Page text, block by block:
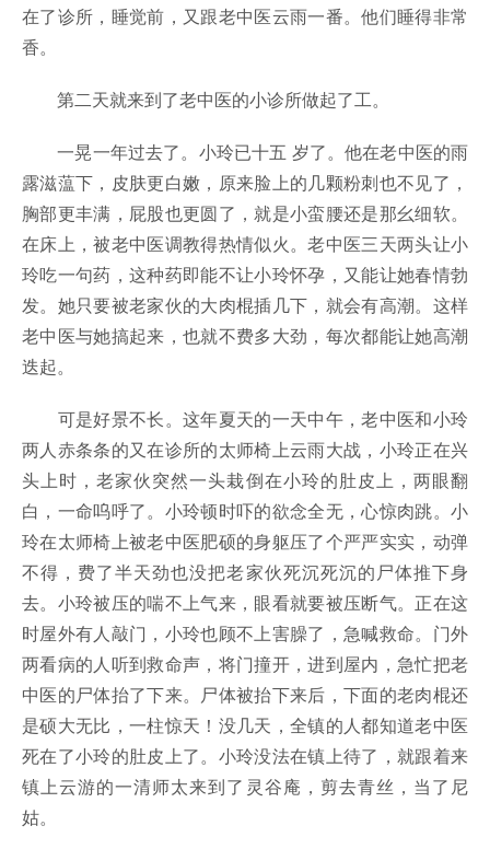
在了诊所，睡觉前，又跟老中医云雨一番。他们睡得非常
香。
第二天就来到了老中医的小诊所做起了工。
一晃一年过去了。小玲已十五 岁了。他在老中医的雨
露滋蕰下，皮肤更白嫩，原来脸上的几颗粉刺也不见了，
胸部更丰满，屁股也更圆了，就是小蛮腰还是那幺细软。
在床上，被老中医调教得热情似火。老中医三天两头让小
玲吃一句药，这种药即能不让小玲怀孕，又能让她春情勃
发。她只要被老家伙的大肉棍插几下，就会有高潮。这样
老中医与她搞起来，也就不费多大劲，每次都能让她高潮
迭起。
可是好景不长。这年夏天的一天中午，老中医和小玲
两人赤条条的又在诊所的太师椅上云雨大战，小玲正在兴
头上时，老家伙突然一头栽倒在小玲的肚皮上，两眼翻
白，一命呜呼了。小玲顿时吓的欲念全无，心惊肉跳。小
玲在太师椅上被老中医肥硕的身躯压了个严严实实，动弹
不得，费了半天劲也没把老家伙死沉死沉的尸体推下身
去。小玲被压的喘不上气来，眼看就要被压断气。正在这
时屋外有人敲门，小玲也顾不上害臊了，急喊救命。门外
两看病的人听到救命声，将门撞开，进到屋内，急忙把老
中医的尸体抬了下来。尸体被抬下来后，下面的老肉棍还
是硕大无比，一柱惊天！没几天，全镇的人都知道老中医
死在了小玲的肚皮上了。小玲没法在镇上待了，就跟着来
镇上云游的一清师太来到了灵谷庵，剪去青丝，当了尼
姑。